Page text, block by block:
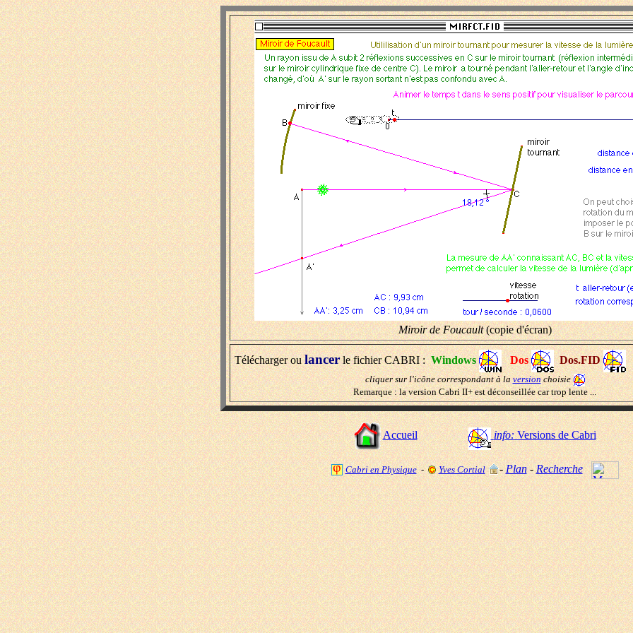
Miroir de Foucault(copie d'écran)
Télécharger oulancerle fichier CABRI :Windows Dos Dos.FID
cliquer sur l'icône correspondant à laversionchoisie
Remarque : la version Cabri II+ est déconseillée car trop lente ...
Accueil info:Versions de Cabri
Cabri en Physique- Yves Cortial -Plan - Recherche